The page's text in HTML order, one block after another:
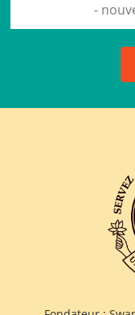
-